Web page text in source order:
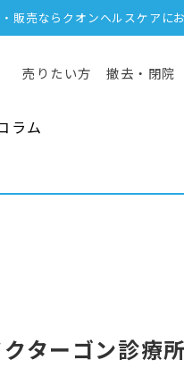
販売ならクオンヘルスケアに
売りたい方 撤去・閉院
ラム
ターゴン診療